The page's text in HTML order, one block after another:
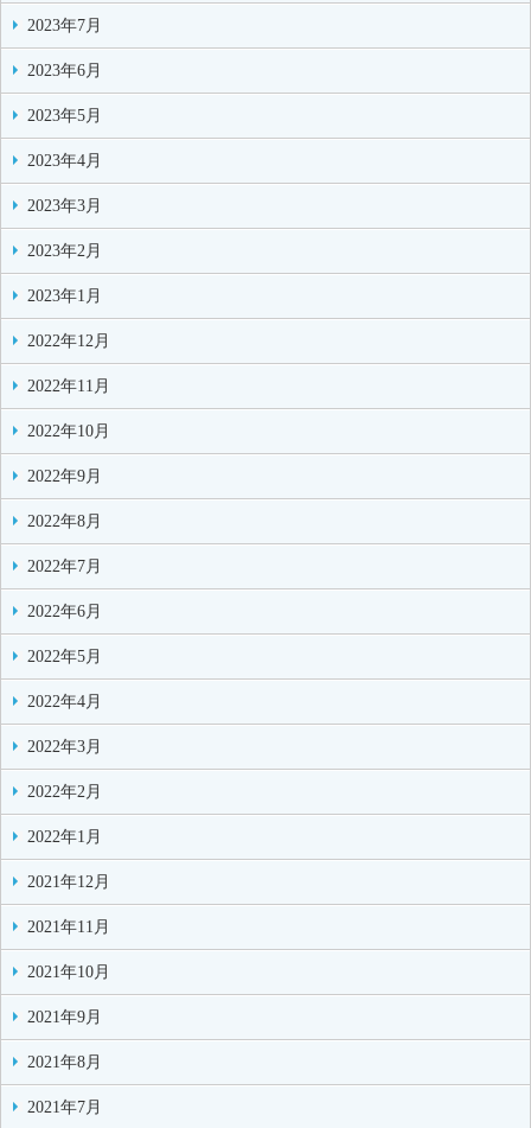
2023年7月
2023年6月
2023年5月
2023年4月
2023年3月
2023年2月
2023年1月
2022年12月
2022年11月
2022年10月
2022年9月
2022年8月
2022年7月
2022年6月
2022年5月
2022年4月
2022年3月
2022年2月
2022年1月
2021年12月
2021年11月
2021年10月
2021年9月
2021年8月
2021年7月